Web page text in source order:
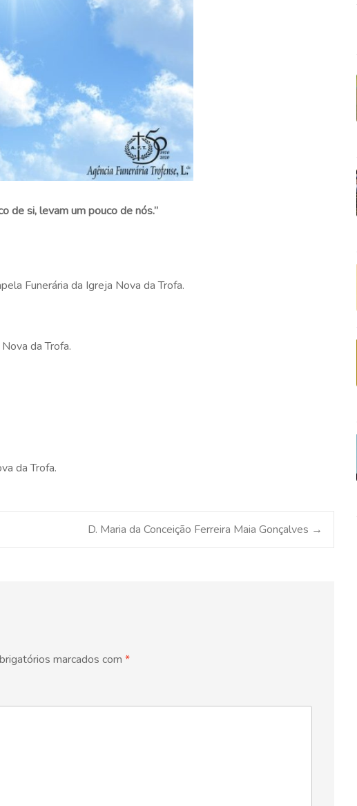
de si, levam um pouco de nós.”
Funerária da Igreja Nova da Trofa.
da Trofa.
da Trofa.
D. Maria da Conceição Ferreira Maia Gonçalves →
marcados com *